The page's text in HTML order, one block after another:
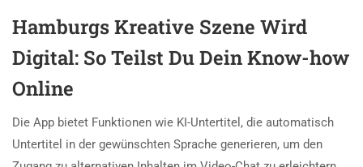
Hamburgs Kreative Szene Wird
Digital: So Teilst Du Dein Know-how
Online
Die App bietet Funktionen wie KI-Untertitel, die automatisch
Untertitel in der gewünschten Sprache generieren, um den